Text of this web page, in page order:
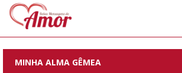
MINHA ALMA GÊMEA